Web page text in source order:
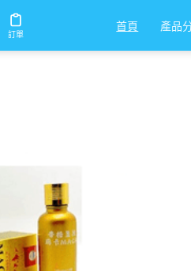
訂單
首頁 產品